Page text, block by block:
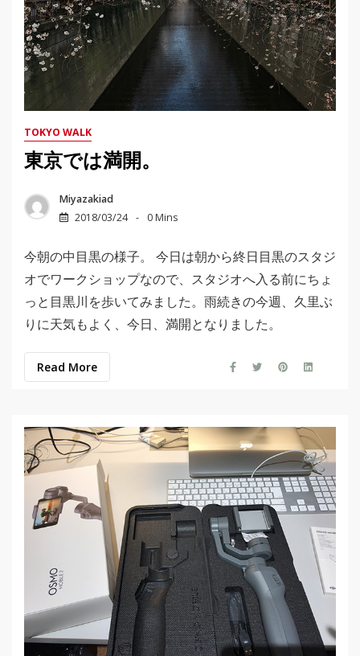
TOKYO WALK
東京では満開。
Miyazakiad
2018/03/24
0 Mins
今朝の中目黒の様子。 今日は朝から終日目黒のスタジ
オでワークショップなので、スタジオへ入る前にちょ
っと目黒川を歩いてみました。雨続きの今週、久里ぶ
りに天気もよく、今日、満開となりました。
Read More